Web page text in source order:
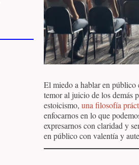
El miedo a hablar en público
temor al juicio de los demás
estoicismo, una filosofía
enfocarnos en lo que
expresarnos con claridad y
en público con valentía y